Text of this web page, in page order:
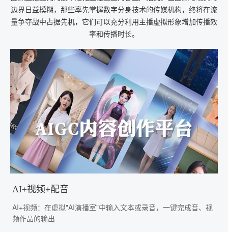
边界日益模糊，那些率先掌握数字分身技术的传媒机构，终将在流
量争夺战中占据先机，它们可以充分利用主播虚拟形象增加传播效
率和传播时长。
AI+视频+配音
AI+视频：在虚拟"AI演播室"中输入文本或录音，一键完成音、视
频作品的输出